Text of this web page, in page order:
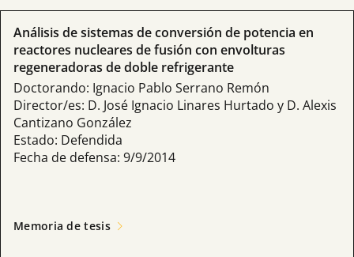
Análisis de sistemas de conversión de potencia en
reactores nucleares de fusión con envolturas
regeneradoras de doble refrigerante
Doctorando: Ignacio Pablo Serrano Remón
Director/es: D. José Ignacio Linares Hurtado y D. Alexis
Cantizano González
Estado: Defendida
Fecha de defensa: 9/9/2014
Memoria de tesis